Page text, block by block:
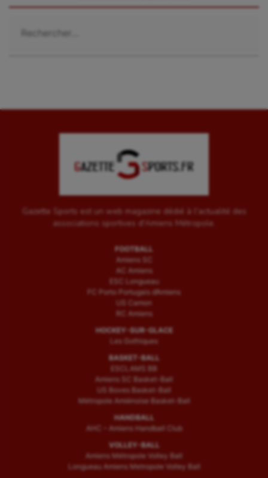
Tir à l'arc
Triathlon
Water-polo
Gazette Sports est un web magazine dédié à l'actualité des
associations sportives d'Amiens Métropole.
FOOTBALL
Amiens SC
AC Amiens
ESC Longueau
FC Porto Portugais d’Amiens
US Camon
RC Amiens
HOCKEY-SUR-GLACE
Les Gothiques
BASKET-BALL
ESCLAMS BB
Amiens SC Basket-Ball
US Boves Basket-Ball
Métropole Amiénoise Basket-Ball
HANDBALL
AHC – Amiens Handball Club
VOLLEY-BALL
Amiens Métropole Volley Ball
Longueau Amiens Metropole Volley Ball